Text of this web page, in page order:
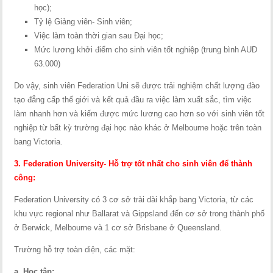
học);
Tỷ lệ Giảng viên- Sinh viên;
Việc làm toàn thời gian sau Đại học;
Mức lương khởi điểm cho sinh viên tốt nghiệp (trung bình AUD
63.000)
Do vậy, sinh viên Federation Uni sẽ được trải nghiệm chất lượng đào
tạo đẳng cấp thế giới và kết quả đầu ra việc làm xuất sắc, tìm việc
làm nhanh hơn và kiếm được mức lương cao hơn so với sinh viên tốt
nghiệp từ bất kỳ trường đại học nào khác ở Melbourne hoặc trên toàn
bang Victoria.
3. Federation University- Hỗ trợ tốt nhất cho sinh viên để thành
công:
Federation University có 3 cơ sở trài dài khắp bang Victoria, từ các
khu vực regional như Ballarat và Gippsland đến cơ sở trong thành phố
ở Berwick, Melbourne và 1 cơ sở Brisbane ở Queensland.
Trường hỗ trợ toàn diện, các mặt: